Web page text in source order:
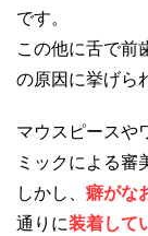
です。
この他に舌で前
の原因に挙げら
マウスピースや
ミックによる審
しかし、 癖がな
通りに装着して